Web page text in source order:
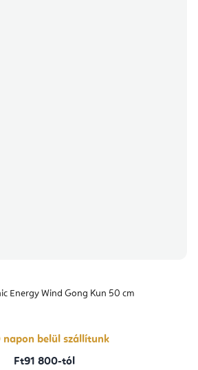
Energy Wind Gong Kun 50 cm
napon belül szállítunk
Ft91 800-tól